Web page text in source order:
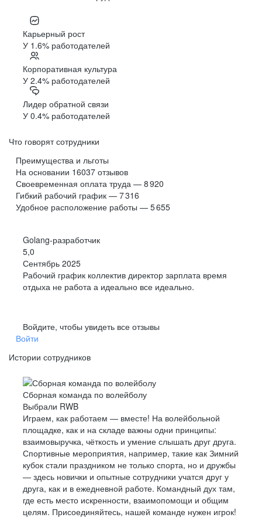
Карьерный рост
У 1.6% работодателей
Корпоративная культура
У 2.4% работодателей
Лидер обратной связи
У 0.4% работодателей
Что говорят сотрудники
Преимущества и льготы
На основании 16037 отзывов
Своевременная оплата труда — 8 920
Гибкий рабочий график — 7 316
Удобное расположение работы — 5 655
Golang-разработчик
5,0
Сентябрь 2025
Рабочий график коллектив директор зарплата время
отдыха не работа а идеально все идеально.
Войдите, чтобы увидеть все отзывы
Войти
Истории сотрудников
Сборная команда по волейболу
Выбрали RWB
Играем, как работаем — вместе! На волейбольной
площадке, как и на складе важны одни принципы:
взаимовыручка, чёткость и умение слышать друг друга.
Спортивные мероприятия, например, такие как Зимний
кубок стали праздником не только спорта, но и дружбы
— здесь новички и опытные сотрудники учатся друг у
друга, как и в ежедневной работе. Командный дух там,
где есть место искренности, взаимопомощи и общим
целям. Присоединяйтесь, нашей команде нужен игрок!